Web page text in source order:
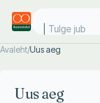
Tulge juba!
Avaleht/Uus aeg
Uus aeg